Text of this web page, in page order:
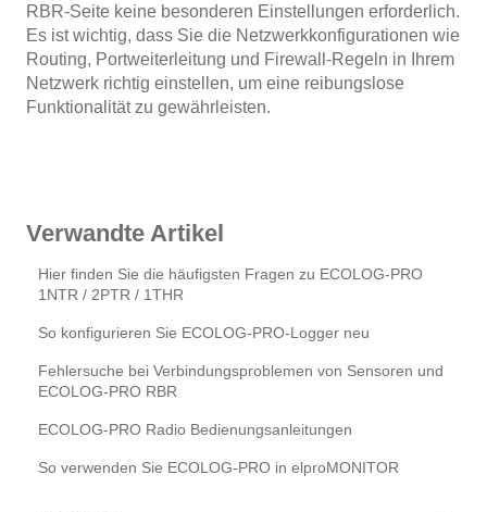
RBR-Seite keine besonderen Einstellungen erforderlich.
Es ist wichtig, dass Sie die Netzwerkkonfigurationen wie
Routing, Portweiterleitung und Firewall-Regeln in Ihrem
Netzwerk richtig einstellen, um eine reibungslose
Funktionalität zu gewährleisten.
Verwandte Artikel
Hier finden Sie die häufigsten Fragen zu ECOLOG-PRO
1NTR / 2PTR / 1THR
So konfigurieren Sie ECOLOG-PRO-Logger neu
Fehlersuche bei Verbindungsproblemen von Sensoren und
ECOLOG-PRO RBR
ECOLOG-PRO Radio Bedienungsanleitungen
So verwenden Sie ECOLOG-PRO in elproMONITOR